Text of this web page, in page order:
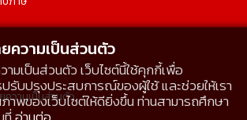
ความเป็นส่วนตัว
ความเป็นส่วนตัว
มเป็นส่วนตัว เว็บไซต์นี้ใช้คุกกี้เพื่อ
รับปรุงประสบการณ์ของผู้ใช้ และช่วยให้เรา
พของเว็บไซต์ให้ดียิ่งขึ้น ท่านสามารถศึกษา